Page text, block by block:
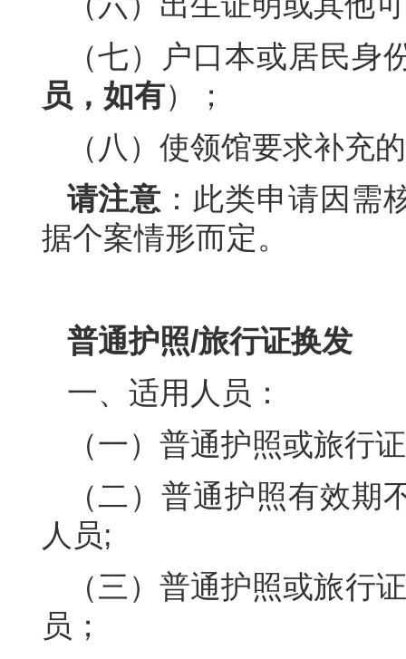
（七）户口本或居民身
员，如有）；
（八）使领馆要求补充
请注意 ：此类申请因需
据个案情形而定。
普通护照/旅行证换发
一、适用人员：
（一）普通护照或旅行
（二）普通护照有效
人员;
（三）普通护照或旅行
员；